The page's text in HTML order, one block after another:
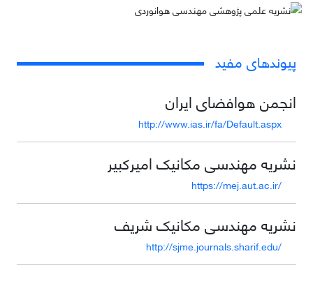
پیوندهای مفید
انجمن هوافضای ایران
http://www.ias.ir/fa/Default.aspx
نشریه مهندسی مکانیک امیرکبیر
https://mej.aut.ac.ir/
نشریه مهندسی مکانیک شریف
http://sjme.journals.sharif.edu/